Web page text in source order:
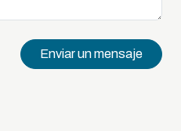
Enviar un mensaje